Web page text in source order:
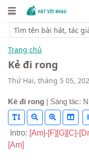
Trang chủ
Kẻ đi rong
Thứ Hai, tháng 5 05,
Kẻ đi rong | Sáng tác:
Intro: [Am]-[F] [G] [C]-
[Am]